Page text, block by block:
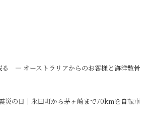
る ― オーストラリアからのお客様と海洋散骨
災の日｜永田町から茅ヶ崎まで70kmを自転車